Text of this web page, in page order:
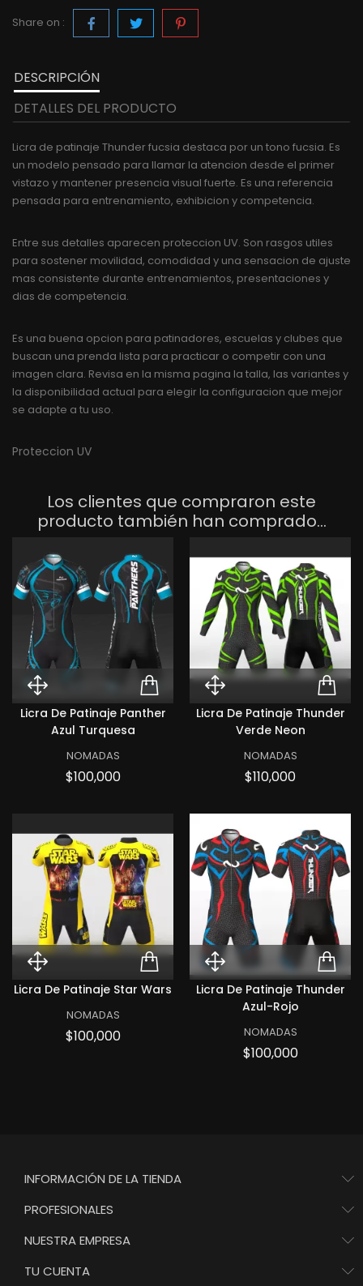
Share on :
DESCRIPCIÓN
DETALLES DEL PRODUCTO
Licra de patinaje Thunder fucsia destaca por un tono fucsia. Es
un modelo pensado para llamar la atencion desde el primer
vistazo y mantener presencia visual fuerte. Es una referencia
pensada para entrenamiento, exhibicion y competencia.
Entre sus detalles aparecen proteccion UV. Son rasgos utiles
para sostener movilidad, comodidad y una sensacion de ajuste
mas consistente durante entrenamientos, presentaciones y
dias de competencia.
Es una buena opcion para patinadores, escuelas y clubes que
buscan una prenda lista para practicar o competir con una
imagen clara. Revisa en la misma pagina la talla, las variantes y
la disponibilidad actual para elegir la configuracion que mejor
se adapte a tu uso.
Proteccion UV
Los clientes que compraron este
producto también han comprado...
Quick View Licra de patinaje
ADD TO CART LICRA
Licra De Patinaje Panther
Azul Turquesa
NOMADAS
$100,000Precio
Quick View
Licra De Patinaje Thunder
Verde Neon
NOMADAS
$110,000Precio
Quick View Licra de patinaje
ADD TO CART LICRA
Licra De Patinaje Star Wars
NOMADAS
$100,000Precio
Quick View
Licra De Patinaje Thunder
Azul-Rojo
NOMADAS
$100,000Precio
INFORMACIÓN DE LA TIENDA
PROFESIONALES
NUESTRA EMPRESA
TU CUENTA